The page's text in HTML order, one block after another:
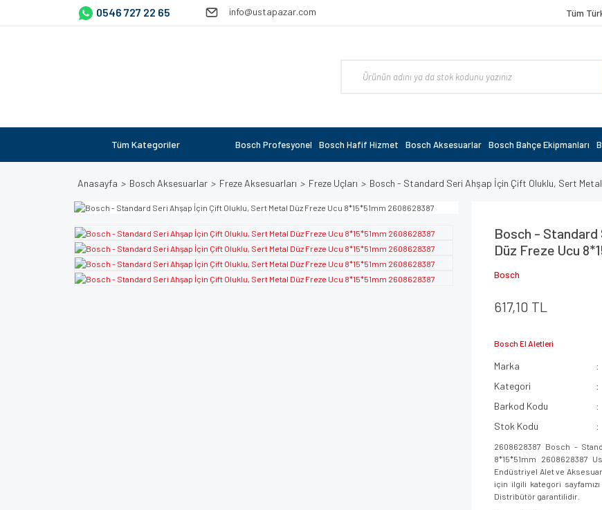
0546 727 22 65 info@ustapazar.com Tüm
Tüm Kategoriler Bosch Profesyonel Bosch Hafif Hizmet Bosch Aksesuarlar Bosch Bahçe Ekipmanları
Anasayfa Bosch Aksesuarlar Freze Aksesuarları Freze Uçları Bosch - Standard Seri Ahşap İçin Çift Oluklu, Sert
Bosch - Standard
Düz Freze Ucu
Bosch
617,10 TL
Bosch El Aletleri
Marka
Kategori
Barkod Kodu
Stok Kodu
2608628387 Bosch -
8*15*51mm 2608628387
Endüstriyel Alet ve
için ilgili kategori
Distribütör garantilidir.